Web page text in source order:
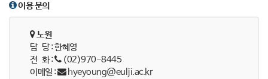
이용 문의
노원
담 당 : 한혜영
전 화 :
(02)970-8445
이메일 :
hyeyoung@eulji.ac.kr